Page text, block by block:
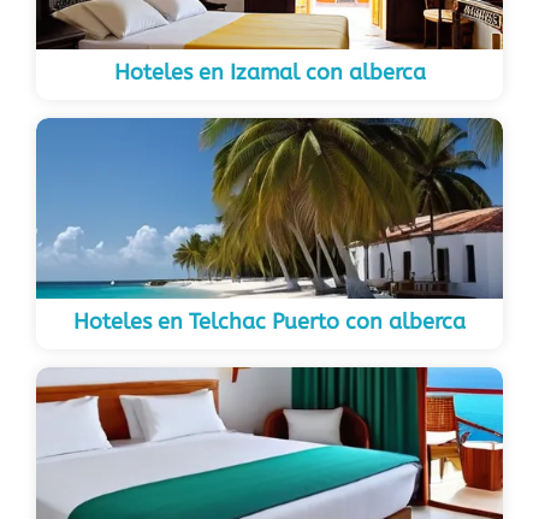
Hoteles en Izamal con alberca
Hoteles en Telchac Puerto con alberca